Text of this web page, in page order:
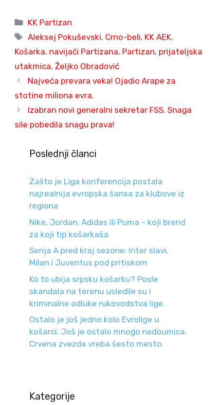
Categories
KK Partizan
Tags
Aleksej Pokuševski, Crno-beli, KK AEK,
Košarka, navijači Partizana, Partizan, prijateljska
utakmica, Željko Obradović
Najveća prevara veka! Ojadio Arape za
stotine miliona evra.
Izabran novi generalni sekretar FSS. Snaga
sile pobedila snagu prava!
Poslednji članci
Zašto je Liga konferencija postala
najrealnija evropska šansa za klubove iz
regiona
Nike, Jordan, Adidas ili Puma – koji brend
za koji tip košarkaša
Serija A pred kraj sezone: Inter slavi,
Milan i Juventus pod pritiskom
Ko to ubija srpsku košarku? Posle
skandala na terenu usledile su i
kriminalne odluke rukovodstva lige.
Ostalo je još jedno kolo Evrolige u
košarci. Još je ostalo mnogo nedoumica.
Crvena zvezda vreba šesto mesto.
Kategorije